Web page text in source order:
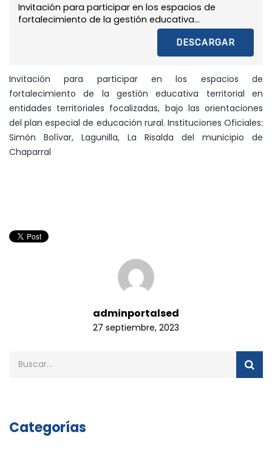
Invitación para participar en los espacios de
fortalecimiento de la gestión educativa...
DESCARGAR
Invitación para participar en los espacios de
fortalecimiento de la gestión educativa territorial en
entidades territoriales focalizadas, bajo las orientaciones
del plan especial de educación rural. Instituciones Oficiales:
Simón Bolívar, Lagunilla, La Risalda del municipio de
Chaparral
adminportalsed
27 septiembre, 2023
Categorías